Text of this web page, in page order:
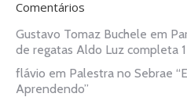
Comentários
Gustavo Tomaz Buchele em
de regatas Aldo Luz completa
flávio em Palestra no Sebrae
Aprendendo”